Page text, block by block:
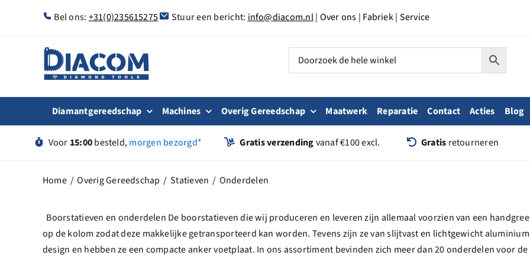
Bel ons: +31(0)235615275 Stuur een bericht: info@diacom.nl| Over ons | Fabriek| Service
Diamantgereedschap Machines Overig Gereedschap Maatwerk Reparatie Contact Acties Blog
Voor 15:00besteld,morgen bezorgd* Gratis verzendingvanaf €100 excl. Gratis retourneren
Home Overig Gereedschap Statieven Onderdelen
Boorstatieven en onderdelen De boorstatieven die wij produceren en leveren zijn allemaal voorzien van een
op de kolom zodat deze makkelijke getransporteerd kan worden. Tevens zijn ze van slijtvast en lichtgewicht aluminium
design en hebben ze een compacte anker voetplaat. In ons assortiment bevinden zich meer dan 20 onderdelen voor de